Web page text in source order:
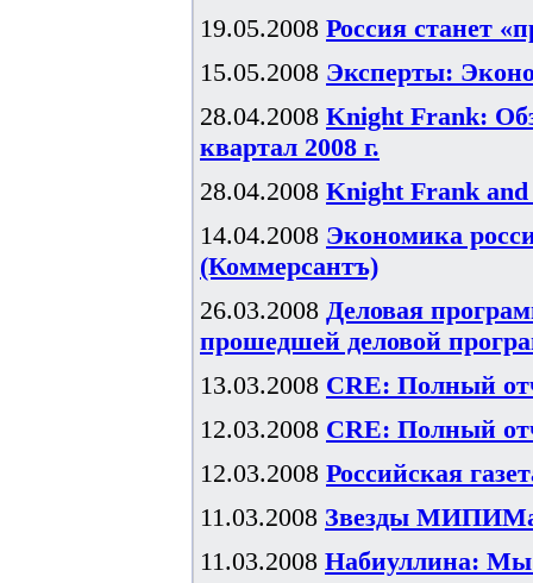
19.05.2008 Россия станет
15.05.2008 Эксперты:
28.04.2008 Knight Frank:
квартал 2008 г.
28.04.2008 Knight Frank and
14.04.2008 Экономика
(Коммерсантъ)
26.03.2008 Деловая
прошедшей деловой
13.03.2008 CRE: Полный
12.03.2008 CRE: Полный
12.03.2008 Российская
11.03.2008 Звезды МИПИМа:
11.03.2008 Набиуллина: Мы